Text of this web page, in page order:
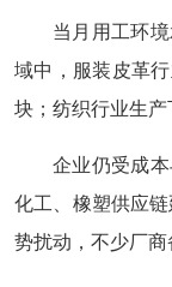
当月用工环
域中，服装皮革
块；纺织行业生产
企业仍受成
化工、橡塑供应
势扰动，不少厂商